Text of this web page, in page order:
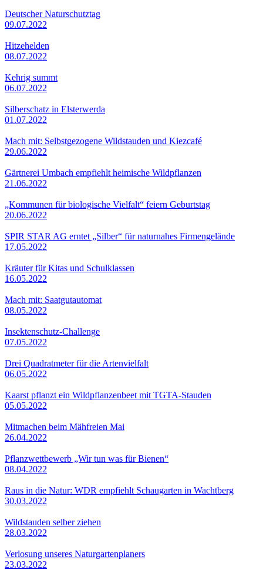
Deutscher Naturschutztag
09.07.2022
Hitzehelden
08.07.2022
Kehrig summt
06.07.2022
Silberschatz in Elsterwerda
01.07.2022
Mach mit: Selbstgezogene Wildstauden und Kiezcafé
29.06.2022
Gärtnerei Umbach empfiehlt heimische Wildpflanzen
21.06.2022
„Kommunen für biologische Vielfalt“ feiern Geburtstag
20.06.2022
SPIR STAR AG erntet „Silber“ für naturnahes Firmengelände
17.05.2022
Kräuter für Kitas und Schulklassen
16.05.2022
Mach mit: Saatgutautomat
08.05.2022
Insektenschutz-Challenge
07.05.2022
Drei Quadratmeter für die Artenvielfalt
06.05.2022
Kaarst pflanzt ein Wildpflanzenbeet mit TGTA-Stauden
05.05.2022
Mitmachen beim Mähfreien Mai
26.04.2022
Pflanzwettbewerb „Wir tun was für Bienen“
08.04.2022
Raus in die Natur: WDR empfiehlt Schaugarten in Wachtberg
30.03.2022
Wildstauden selber ziehen
28.03.2022
Verlosung unseres Naturgartenplaners
23.03.2022